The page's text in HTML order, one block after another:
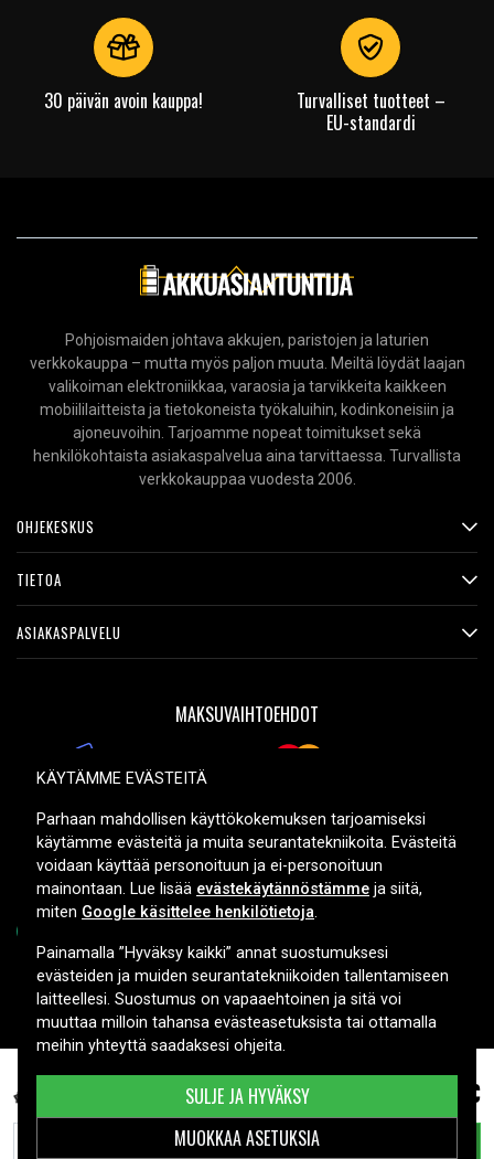
902500-855 laitteelle HP, 7.7V, 5300 mAh 54,99 €
LISÄÄ OSTOSKORIIN
30 päivän avoin kauppa!
Turvalliset tuotteet –
EU-standardi
Pohjoismaiden johtava akkujen, paristojen ja laturien
verkkokauppa – mutta myös paljon muuta. Meiltä löydät laajan
valikoiman elektroniikkaa, varaosia ja tarvikkeita kaikkeen
mobiililaitteista ja tietokoneista työkaluihin, kodinkoneisiin ja
ajoneuvoihin. Tarjoamme nopeat toimitukset sekä
henkilökohtaista asiakaspalvelua aina tarvittaessa. Turvallista
verkkokauppaa vuodesta 2006.
OHJEKESKUS
TIETOA
ASIAKASPALVELU
MAKSUVAIHTOEHDOT
TOIMITUSVAIHTOEHDOT
Copyright © 2026, Spares Nordic AB
KÄYTÄMME EVÄSTEITÄ
Parhaan mahdollisen käyttökokemuksen tarjoamiseksi
käytämme evästeitä ja muita seurantatekniikoita. Evästeitä
voidaan käyttää personoituun ja ei-personoituun
mainontaan. Lue lisää evästekäytännöstämme ja siitä,
miten Google käsittelee henkilötietoja.
Painamalla ”Hyväksy kaikki” annat suostumuksesi
evästeiden ja muiden seurantatekniikoiden tallentamiseen
laitteellesi. Suostumus on vapaaehtoinen ja sitä voi
muuttaa milloin tahansa evästeasetuksista tai ottamalla
meihin yhteyttä saadaksesi ohjeita.
MUOKKAA ASETUKSIA
SULJE JA HYVÄKSY